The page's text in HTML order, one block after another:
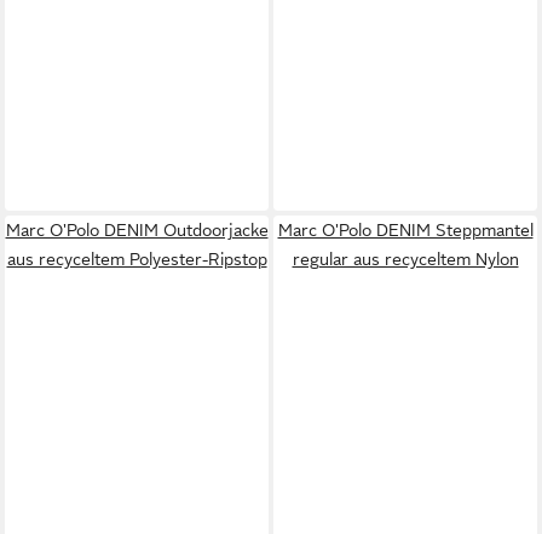
Marc O'Polo DENIM Outdoorjacke
aus recyceltem Polyester-Ripstop
Marc O'Polo DENIM Steppmantel
regular aus recyceltem Nylon